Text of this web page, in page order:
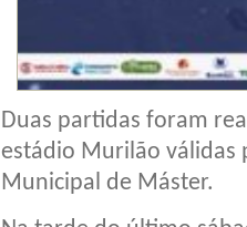
Duas partidas foram
estádio Murilão válidas
Municipal de Máster.